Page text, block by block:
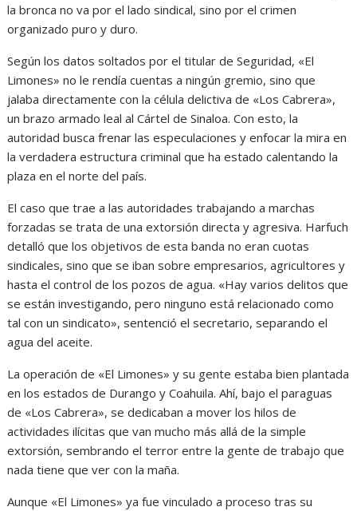
la bronca no va por el lado sindical, sino por el crimen
organizado puro y duro.
Según los datos soltados por el titular de Seguridad, «El
Limones» no le rendía cuentas a ningún gremio, sino que
jalaba directamente con la célula delictiva de «Los Cabrera»,
un brazo armado leal al Cártel de Sinaloa. Con esto, la
autoridad busca frenar las especulaciones y enfocar la mira en
la verdadera estructura criminal que ha estado calentando la
plaza en el norte del país.
El caso que trae a las autoridades trabajando a marchas
forzadas se trata de una extorsión directa y agresiva. Harfuch
detalló que los objetivos de esta banda no eran cuotas
sindicales, sino que se iban sobre empresarios, agricultores y
hasta el control de los pozos de agua. «Hay varios delitos que
se están investigando, pero ninguno está relacionado como
tal con un sindicato», sentenció el secretario, separando el
agua del aceite.
La operación de «El Limones» y su gente estaba bien plantada
en los estados de Durango y Coahuila. Ahí, bajo el paraguas
de «Los Cabrera», se dedicaban a mover los hilos de
actividades ilícitas que van mucho más allá de la simple
extorsión, sembrando el terror entre la gente de trabajo que
nada tiene que ver con la maña.
Aunque «El Limones» ya fue vinculado a proceso tras su